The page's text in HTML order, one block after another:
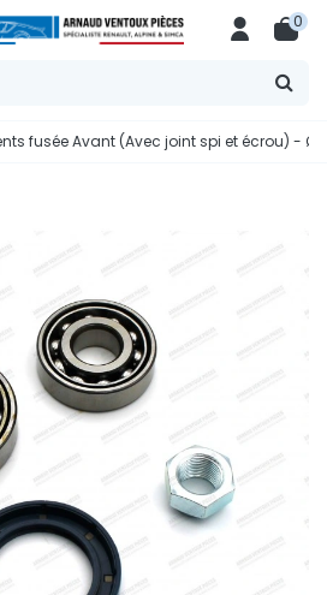
0
fusée Avant (Avec joint spi et écrou) - Ø